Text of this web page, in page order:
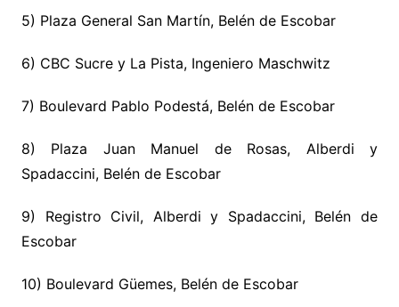
5) Plaza General San Martín, Belén de Escobar
6) CBC Sucre y La Pista, Ingeniero Maschwitz
7) Boulevard Pablo Podestá, Belén de Escobar
8) Plaza Juan Manuel de Rosas, Alberdi y
Spadaccini, Belén de Escobar
9) Registro Civil, Alberdi y Spadaccini, Belén de
Escobar
10) Boulevard Güemes, Belén de Escobar